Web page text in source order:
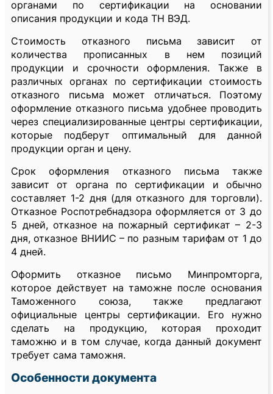
органами по сертификации на основании
описания продукции и кода ТН ВЭД.
Стоимость отказного письма зависит от
количества прописанных в нем позиций
продукции и срочности оформления. Также в
различных органах по сертификации стоимость
отказного письма может отличаться. Поэтому
оформление отказного письма удобнее проводить
через специализированные центры сертификации,
которые подберут оптимальный для данной
продукции орган и цену.
Срок оформления отказного письма также
зависит от органа по сертификации и обычно
составляет 1-2 дня (для отказного для торговли).
Отказное Роспотребнадзора оформляется от 3 до
5 дней, отказное на пожарный сертификат – 2-3
дня, отказное ВНИИС – по разным тарифам от 1 до
4 дней.
Оформить отказное письмо Минпромторга,
которое действует на таможне после основания
Таможенного союза, также предлагают
официальные центры сертификации. Его нужно
сделать на продукцию, которая проходит
таможню и в том случае, когда данный документ
требует сама таможня.
Особенности документа